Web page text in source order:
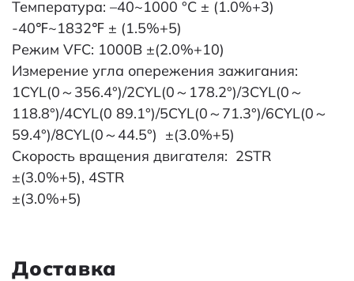
Температура: –40~1000 °С ± (1.0%+3)
-40℉~1832℉ ± (1.5%+5)
Режим VFC: 1000В ±(2.0%+10)
Измерение угла опережения зажигания:
1CYL(0～356.4°)/2CYL(0～178.2°)/3CYL(0～
118.8°)/4CYL(0 89.1°)/5CYL(0～71.3°)/6CYL(0～
59.4°)/8CYL(0～44.5°) ±(3.0%+5)
Скорость вращения двигателя: 2STR
±(3.0%+5), 4STR
Доставка